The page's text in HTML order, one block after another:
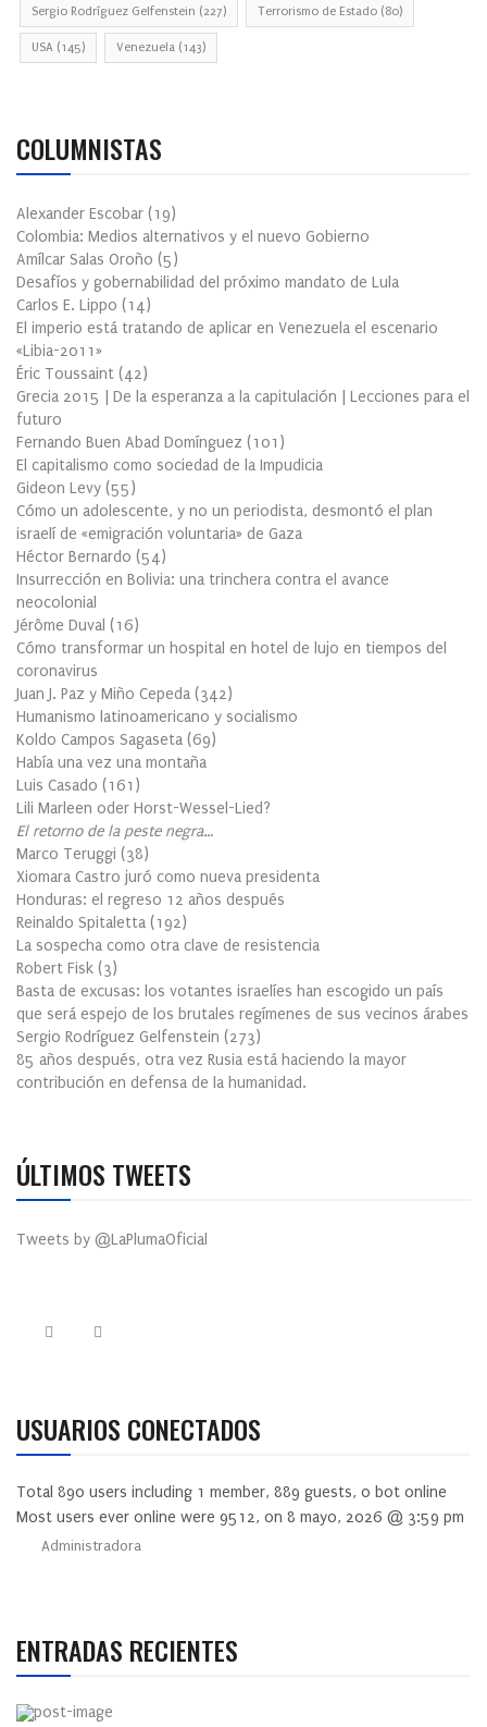
Sergio Rodríguez Gelfenstein (227) Terrorismo de Estado (80)
USA (145) Venezuela (143)
COLUMNISTAS
Alexander Escobar (19)
Colombia: Medios alternativos y el nuevo Gobierno
Amílcar Salas Oroño (5)
Desafíos y gobernabilidad del próximo mandato de Lula
Carlos E. Lippo (14)
El imperio está tratando de aplicar en Venezuela el escenario
«Libia-2011»
Éric Toussaint (42)
Grecia 2015 | De la esperanza a la capitulación | Lecciones para el
futuro
Fernando Buen Abad Domínguez (101 )
El capitalismo como sociedad de la Impudicia
Gideon Levy (55)
Cómo un adolescente, y no un periodista, desmontó el plan
israelí de «emigración voluntaria» de Gaza
Héctor Bernardo (54)
Insurrección en Bolivia: una trinchera contra el avance
neocolonial
Jérôme Duval (16)
Cómo transformar un hospital en hotel de lujo en tiempos del
coronavirus
Juan J. Paz y Miño Cepeda (342)
Humanismo latinoamericano y socialismo
Koldo Campos Sagaseta (69)
Había una vez una montaña
Luis Casado (161 )
Lili Marleen oder Horst-Wessel-Lied?
El retorno de la peste negra…
Marco Teruggi (38)
Xiomara Castro juró como nueva presidenta
Honduras: el regreso 12 años después
Reinaldo Spitaletta (192)
La sospecha como otra clave de resistencia
Robert Fisk (3)
Basta de excusas: los votantes israelíes han escogido un país
que será espejo de los brutales regímenes de sus vecinos árabes
Sergio Rodríguez Gelfenstein (273)
85 años después, otra vez Rusia está haciendo la mayor
contribución en defensa de la humanidad.
ÚLTIMOS TWEETS
Tweets by @LaPlumaOficial
USUARIOS CONECTADOS
Total 890 users including 1 member, 889 guests, 0 bot online
Most users ever online were 9512, on 8 mayo, 2026 @ 3:59 pm
Administradora
ENTRADAS RECIENTES